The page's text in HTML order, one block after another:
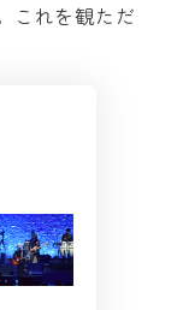
これを観ただ